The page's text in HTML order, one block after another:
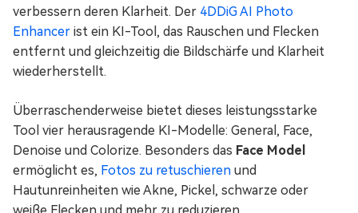
verbessern deren Klarheit. Der 4DDiG AI Photo
Enhancer ist ein KI-Tool, das Rauschen und Flecken
entfernt und gleichzeitig die Bildschärfe und Klarheit
wiederherstellt.
Überraschenderweise bietet dieses leistungsstarke
Tool vier herausragende KI-Modelle: General, Face,
Denoise und Colorize. Besonders das Face Model
ermöglicht es, Fotos zu retuschieren und
Hautunreinheiten wie Akne, Pickel, schwarze oder